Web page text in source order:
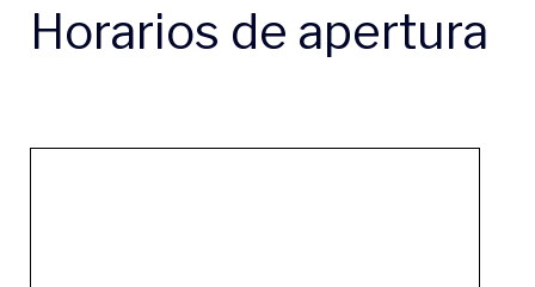
Horarios de apertura